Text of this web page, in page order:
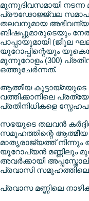
മൂന്നുദിവസമായി നടന്ന
പ്രൗഢോജ്ജ്വല
തലവനുമായ അഭിവന്ദ്യ
ബിഷപ്പുമാരുടെയും
പാപ്പായുമായി (ജീുല
യൂറോപ്പിന്റെയും
മുന്നൂറോളം (300)
ഒത്തുചേര്‍ന്നത്.
ആത്മീയ കൂട്ടായ്മയുടെ
വത്തിക്കാനിലെ
പ്രതിനിധികളെ
സഭയുടെ തലവന്‍
സമൂഹത്തിന്റെ ആത്മീയ
മാതൃരാജ്യത്ത് നിന്നും
യൂറോപ്യന്‍ മണ്ണിലും
അവര്‍ക്കായി
പ്രവാസി സമൂഹത്തിലെ
പ്രവാസ മണ്ണിലെ